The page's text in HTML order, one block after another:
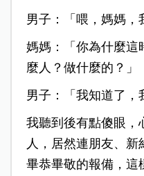
男子：「喂，媽媽，
媽媽：「你為什麼這
麼人？做什麼的？」
男子：「我知道了，
我聽到後有點傻眼，
人，居然連朋友、
畢恭畢敬的報備，這